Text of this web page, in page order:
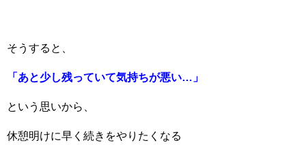
そうすると、
「あと少し残っていて気持ちが悪い…」
という思いから、
休憩明けに早く続きをやりたくなる